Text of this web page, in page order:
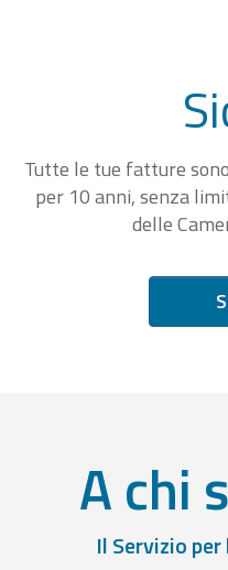
Tutte le tue fatture
per 10 anni, senza
delle
A chi
Il Servizio